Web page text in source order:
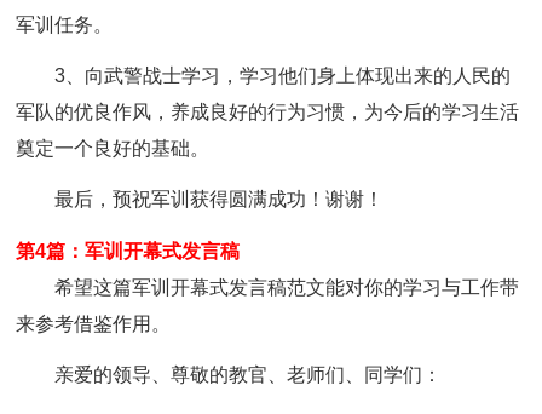
军训任务。
3、向武警战士学习，学习他们身上体现出来的人民的
军队的优良作风，养成良好的行为习惯，为今后的学习生活
奠定一个良好的基础。
最后，预祝军训获得圆满成功！谢谢！
第4篇：军训开幕式发言稿
希望这篇军训开幕式发言稿范文能对你的学习与工作带
来参考借鉴作用。
亲爱的领导、尊敬的教官、老师们、同学们：